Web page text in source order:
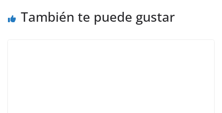
También te puede gustar